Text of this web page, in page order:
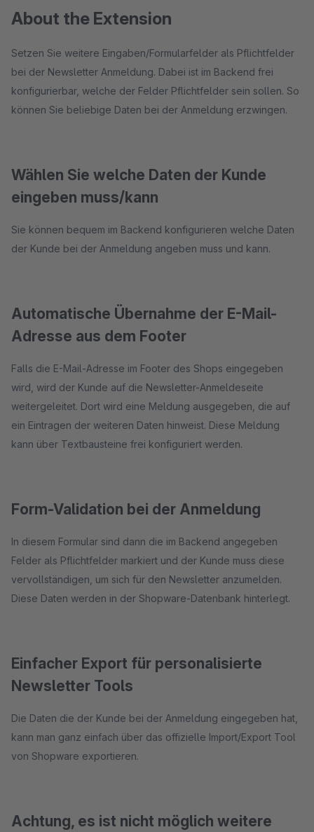
About the Extension
Setzen Sie weitere Eingaben/Formularfelder als Pflichtfelder
bei der Newsletter Anmeldung. Dabei ist im Backend frei
konfigurierbar, welche der Felder Pflichtfelder sein sollen. So
können Sie beliebige Daten bei der Anmeldung erzwingen.
Wählen Sie welche Daten der Kunde
eingeben muss/kann
Sie können bequem im Backend konfigurieren welche Daten
der Kunde bei der Anmeldung angeben muss und kann.
Automatische Übernahme der E-Mail-
Adresse aus dem Footer
Falls die E-Mail-Adresse im Footer des Shops eingegeben
wird, wird der Kunde auf die Newsletter-Anmeldeseite
weitergeleitet. Dort wird eine Meldung ausgegeben, die auf
ein Eintragen der weiteren Daten hinweist. Diese Meldung
kann über Textbausteine frei konfiguriert werden.
Form-Validation bei der Anmeldung
In diesem Formular sind dann die im Backend angegeben
Felder als Pflichtfelder markiert und der Kunde muss diese
vervollständigen, um sich für den Newsletter anzumelden.
Diese Daten werden in der Shopware-Datenbank hinterlegt.
Einfacher Export für personalisierte
Newsletter Tools
Die Daten die der Kunde bei der Anmeldung eingegeben hat,
kann man ganz einfach über das offizielle Import/Export Tool
von Shopware exportieren.
Achtung, es ist nicht möglich weitere